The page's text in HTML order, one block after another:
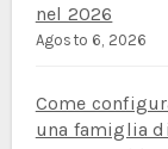
nel 2026
Agosto 6, 2026
Come
una famiglia